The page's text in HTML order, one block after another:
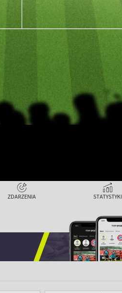
ZDARZENIA STATYSTYKI